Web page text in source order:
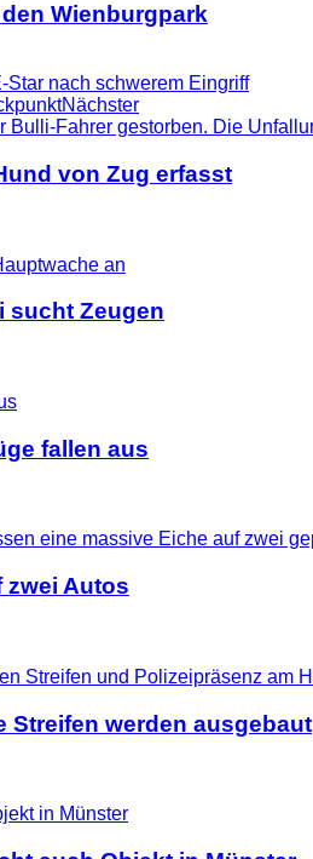
Wienburgpark
Star nach schwerem Eingriff
Nächster
von Zug erfasst
sucht Zeugen
fallen aus
zwei Autos
Streifen werden ausgebaut